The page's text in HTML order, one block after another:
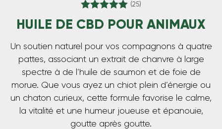
Note4.96
sur 5
(25)
HUILE DE CBD POUR ANIMAUX
Un soutien naturel pour vos compagnons à quatre
pattes, associant un extrait de chanvre à large
spectre à de l’huile de saumon et de foie de
morue. Que vous ayez un chiot plein d’énergie ou
un chaton curieux, cette formule favorise le calme,
la vitalité et une humeur joueuse et épanouie,
goutte après goutte.